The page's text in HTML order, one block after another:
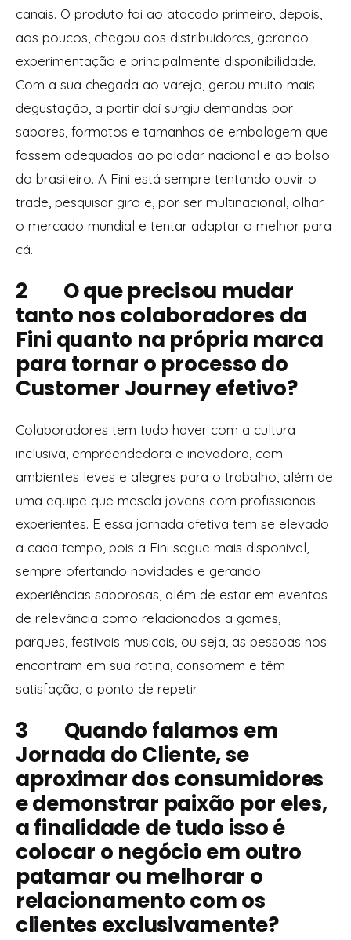
canais. O produto foi ao atacado primeiro, depois,
aos poucos, chegou aos distribuidores, gerando
experimentação e principalmente disponibilidade.
Com a sua chegada ao varejo, gerou muito mais
degustação, a partir daí surgiu demandas por
sabores, formatos e tamanhos de embalagem que
fossem adequados ao paladar nacional e ao bolso
do brasileiro. A Fini está sempre tentando ouvir o
trade, pesquisar giro e, por ser multinacional, olhar
o mercado mundial e tentar adaptar o melhor para
cá.
2 O que precisou mudar
tanto nos colaboradores da
Fini quanto na própria marca
para tornar o processo do
Customer Journey efetivo?
Colaboradores tem tudo haver com a cultura
inclusiva, empreendedora e inovadora, com
ambientes leves e alegres para o trabalho, além de
uma equipe que mescla jovens com profissionais
experientes. E essa jornada afetiva tem se elevado
a cada tempo, pois a Fini segue mais disponível,
sempre ofertando novidades e gerando
experiências saborosas, além de estar em eventos
de relevância como relacionados a games,
parques, festivais musicais, ou seja, as pessoas nos
encontram em sua rotina, consomem e têm
satisfação, a ponto de repetir.
3 Quando falamos em
Jornada do Cliente, se
aproximar dos consumidores
e demonstrar paixão por eles,
a finalidade de tudo isso é
colocar o negócio em outro
patamar ou melhorar o
relacionamento com os
clientes exclusivamente?